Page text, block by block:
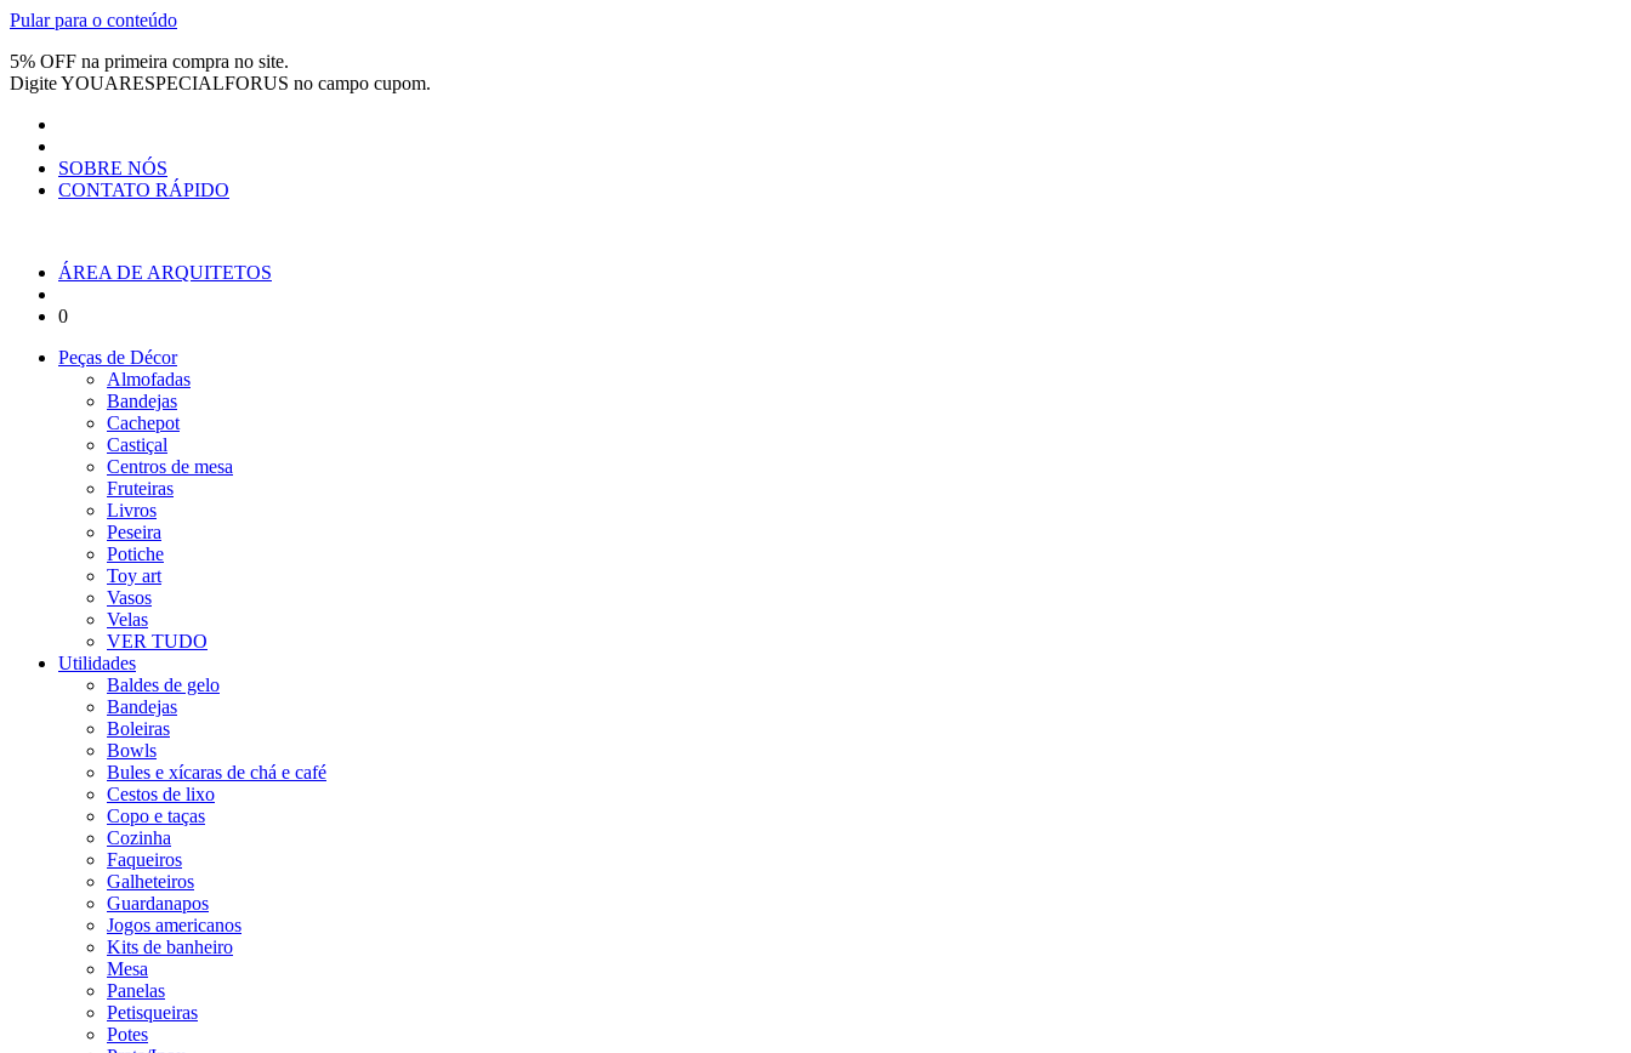
Pular para o conteúdo
5% OFF na primeira compra no site.
DigiteYOUARESPECIALFORUS no campo cupom.
SOBRE NÓS
CONTATO RÁPIDO
ÁREA DE ARQUITETOS
0
Peças de Décor
Almofadas
Bandejas
Cachepot
Castiçal
Centros de mesa
Fruteiras
Livros
Peseira
Potiche
Toy art
Vasos
Velas
VER TUDO
Utilidades
Baldes de gelo
Bandejas
Boleiras
Bowls
Bules e xícaras de chá e café
Cestos de lixo
Copo e taças
Cozinha
Faqueiros
Galheteiros
Guardanapos
Jogos americanos
Kits de banheiro
Mesa
Panelas
Petisqueiras
Potes